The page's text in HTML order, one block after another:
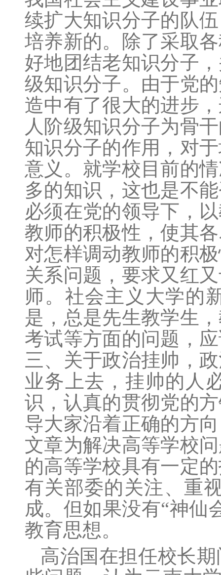
续扩大知识分子的队
培养新的。除了采取
好地团结老知识分子
级知识分子。由于党
造中有了很大的进步
人阶级知识分子为骨
知识分子的作用，对
意义。就学校目前的
多的知识，这也是不
必须在党的领导下，
教师的积极性，使其
对怎样调动教师的积
关系问题，要求又红
师。社会主义大学的
是，总是先生教学生
考试等方面的问题，
三、关于政治挂帅，
业务上去，挂帅的人
识，认真的贯彻党的
导大家沿着正确的方
文章为解决高等学校
的高等学校具有一定
有关部委的关注、重
成。但如果没有“神仙
教育思想。
高治国在担任校长